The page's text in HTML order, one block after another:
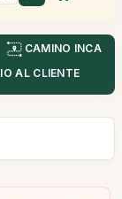
CAMINO INCA
AL CLIENTE